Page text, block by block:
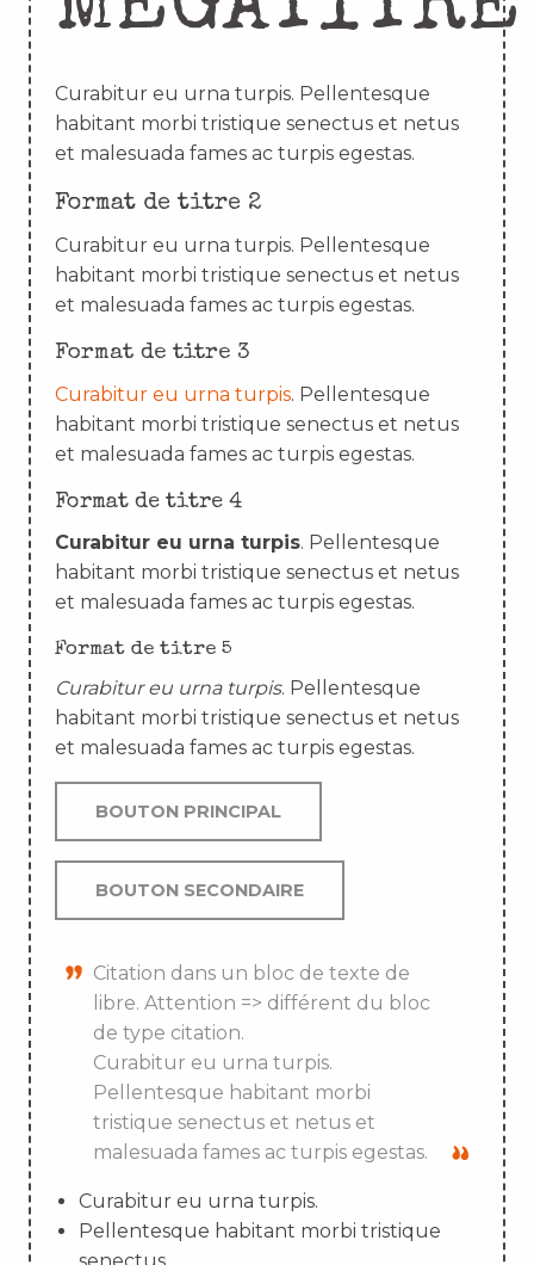
Curabitur eu urna turpis. Pellentesque
habitant morbi tristique senectus et netus
et malesuada fames ac turpis egestas.
Format de titre 2
Curabitur eu urna turpis. Pellentesque
habitant morbi tristique senectus et netus
et malesuada fames ac turpis egestas.
Format de titre 3
Curabitur eu urna turpis. Pellentesque
habitant morbi tristique senectus et netus
et malesuada fames ac turpis egestas.
Format de titre 4
Curabitur eu urna turpis. Pellentesque
habitant morbi tristique senectus et netus
et malesuada fames ac turpis egestas.
Format de titre 5
Curabitur eu urna turpis. Pellentesque
habitant morbi tristique senectus et netus
et malesuada fames ac turpis egestas.
BOUTON PRINCIPAL
BOUTON SECONDAIRE
Citation dans un bloc de texte de
libre. Attention => différent du bloc
de type citation.
Curabitur eu urna turpis.
Pellentesque habitant morbi
tristique senectus et netus et
malesuada fames ac turpis egestas.
Curabitur eu urna turpis.
Pellentesque habitant morbi tristique